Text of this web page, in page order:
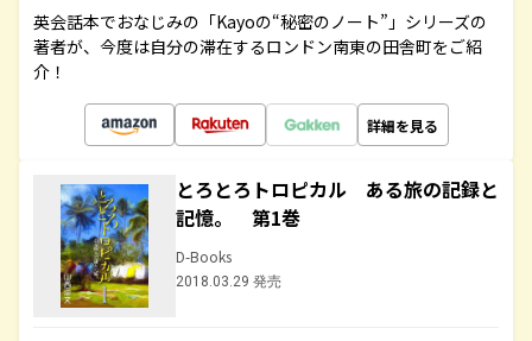
英会話本でおなじみの「Kayoの“秘密のノート”」シリーズの
著者が、今度は自分の滞在するロンドン南東の田舎町をご紹
介！
詳細を見る
とろとろトロピカル ある旅の記録と
記憶。 第1巻
D-Books
2018.03.29 発売